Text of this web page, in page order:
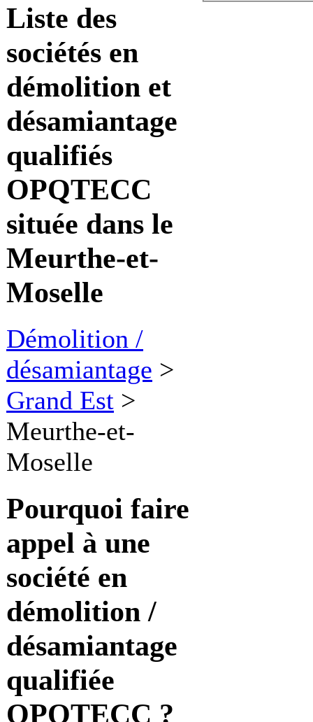
Liste des
sociétés en
démolition et
désamiantage
qualifiés
OPQTECC
située dans le
Meurthe-et-
Moselle
Démolition /
désamiantage >
Grand Est >
Meurthe-et-
Moselle
Pourquoi faire
appel à une
société en
démolition /
désamiantage
qualifiée
OPQTECC ?